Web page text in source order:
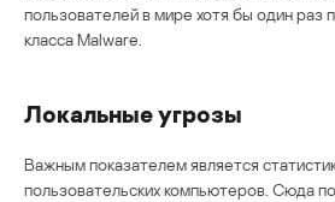
пользователей в мире хотя бы один раз
класса Malware.
Локальные угрозы
Важным показателем является
пользовательских компьютеров. Сюда